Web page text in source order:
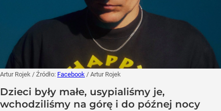
Artur Rojek / Źródło: Facebook / Artur Rojek
Dzieci były małe, usypialiśmy je,
wchodziliśmy na górę i do późnej nocy